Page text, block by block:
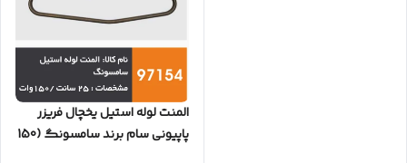
المنت لوله استیل یخچال فریزر
پاپیونی سام برند سامسونگ (150